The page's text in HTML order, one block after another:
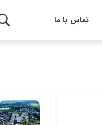
تماس با ما